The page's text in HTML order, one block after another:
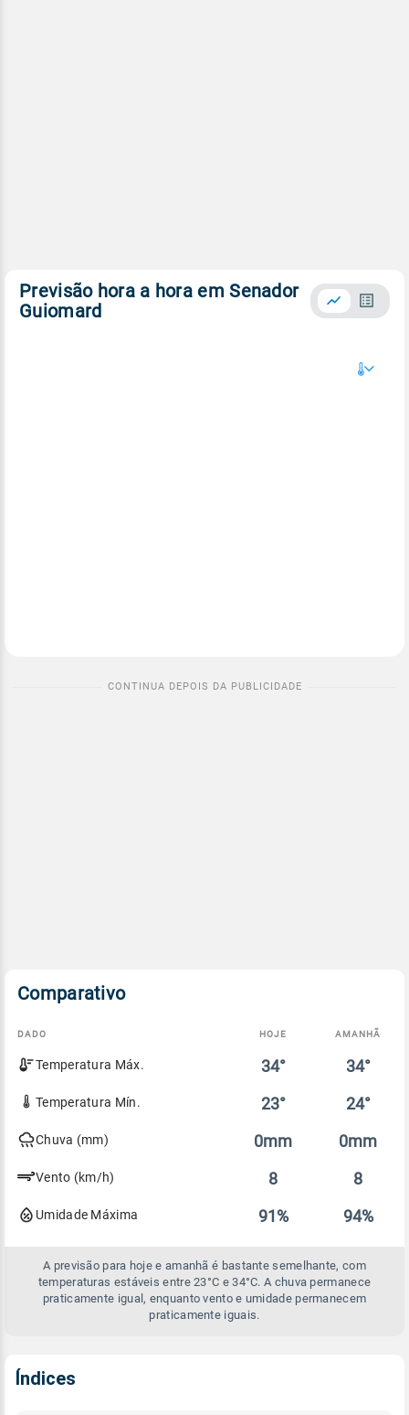
Previsão hora a hora em Senador
Guiomard
Comparativo
Comparativo
entre
previsão
hoje
DADO HOJE AMANHÃ
Temperatura Máx. 34° 34°
Temperatura Mín. 23° 24°
Chuva (mm) 0mm 0mm
Vento (km/h) 8 8
Umidade Máxima 91% 94%
A previsão para hoje e amanhã é bastante semelhante, com
temperaturas estáveis entre 23°C e 34°C. A chuva permanece
praticamente igual, enquanto vento e umidade permanecem
praticamente iguais.
Índices